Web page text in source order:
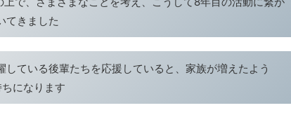
てきました
ている後輩たちを応援していると、家族が増えたよう
になります